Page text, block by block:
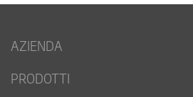
AZIENDA
PRODOTTI